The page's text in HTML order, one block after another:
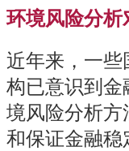
环境风险分
近年来，一
构已意识到
境风险分析
和保证金融